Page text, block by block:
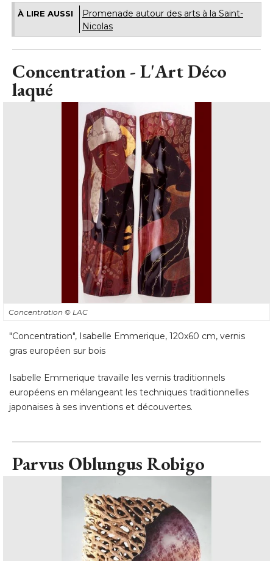
À LIRE AUSSI
Promenade autour des arts à la Saint-
Nicolas
Concentration - L'Art Déco
laqué
Concentration © LAC
"Concentration", Isabelle Emmerique, 120x60 cm, vernis
gras européen sur bois
Isabelle Emmerique travaille les vernis traditionnels
européens en mélangeant les techniques traditionnelles
japonaises à ses inventions et découvertes.
Parvus Oblungus Robigo